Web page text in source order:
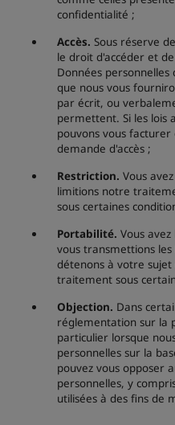
confidentialité ;
Accès. Sous réserve
le droit d'accéder et
Données
que nous vous
par écrit, ou
permettent. Si les lois
pouvons vous
demande d'accès ;
Restriction. Vous
limitions notre
sous certaines
Portabilité. Vous
vous transmettions
détenons à votre
traitement sous
Objection. Dans
réglementation sur la
particulier lorsque
personnelles sur la
pouvez vous opposer
personnelles, y
utilisées à des fins de